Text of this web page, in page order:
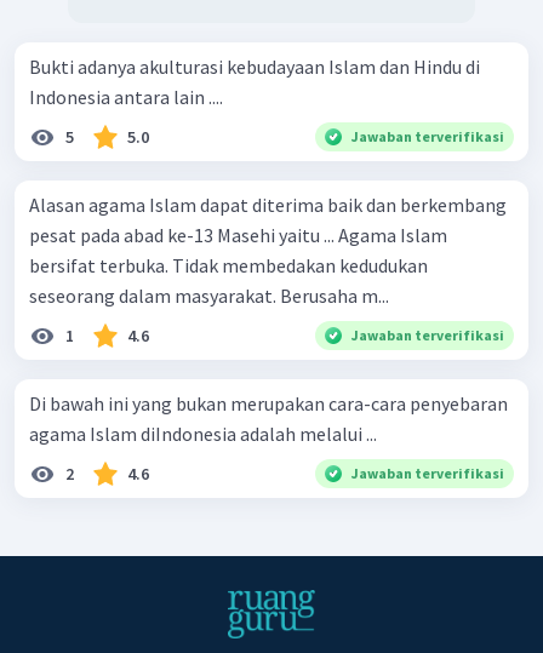
Bukti adanya akulturasi kebudayaan Islam dan Hindu di
Indonesia antara lain ....
5 5.0 Jawaban terverifikasi
Alasan agama Islam dapat diterima baik dan berkembang
pesat pada abad ke-13 Masehi yaitu ... Agama Islam
bersifat terbuka. Tidak membedakan kedudukan
seseorang dalam masyarakat. Berusaha m...
1 4.6 Jawaban terverifikasi
Di bawah ini yang bukan merupakan cara-cara penyebaran
agama Islam diIndonesia adalah melalui ...
2 4.6 Jawaban terverifikasi